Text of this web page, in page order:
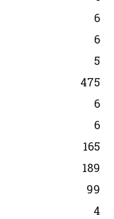
6
6
5
475
6
6
165
189
99
4